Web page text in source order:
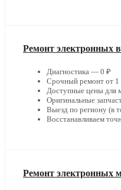
Ремонт электронных
Диагностика — 0 ₽
Срочный ремонт от 1
Доступные цены для
Оригинальные
Выезд по региону (в
Восстанавливаем
Ремонт электронных